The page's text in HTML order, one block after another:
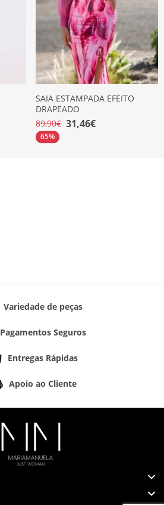
SAIA ESTAMPADA EFEITO
DRAPEADO
89,90€ 31,46€
65%
Variedade de peças
Pagamentos Seguros
Entregas Rápidas
Apoio ao Cliente